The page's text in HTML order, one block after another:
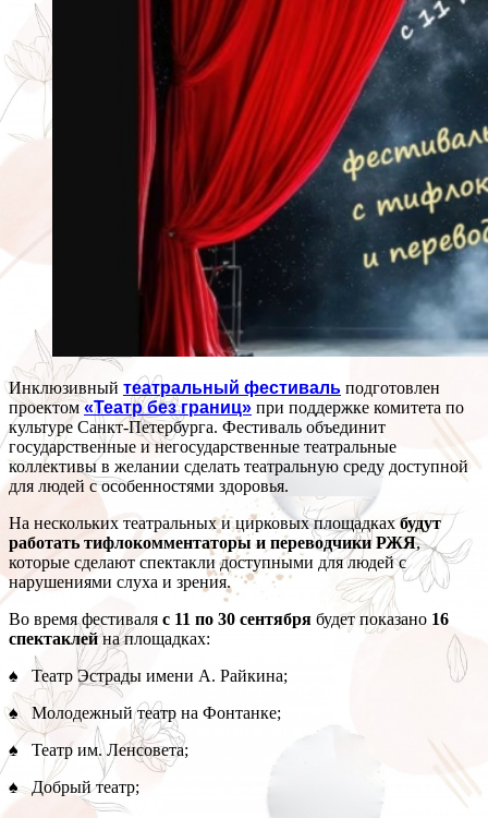
Инклюзивный театральный фестиваль подготовлен
проектом«Театр без границ» при поддержке комитета по
культуре Санкт-Петербурга. Фестиваль объединит
государственные и негосударственные театральные
коллективы в желании сделать театральную среду доступной
для людей с особенностями здоровья.
На нескольких театральных и цирковых площадкахбудут
работать тифлокомментаторы и переводчики РЖЯ,
которые сделают спектакли доступными для людей с
нарушениями слуха и зрения.
Во время фестиваля с 11 по 30 сентября будет показано 16
спектаклейна площадках:
♠ Театр Эстрады имени А. Райкина;
♠ Молодежный театр на Фонтанке;
♠ Театр им. Ленсовета;
♠ Добрый театр;